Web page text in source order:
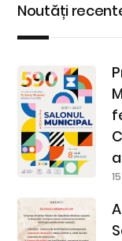
Noutăți